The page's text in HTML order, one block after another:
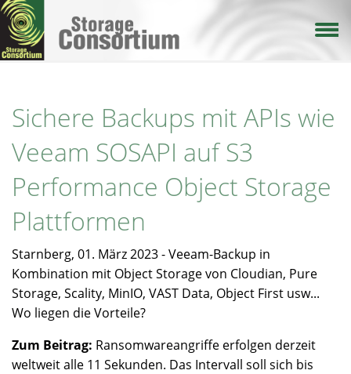
Direkt
zum
Inhalt
Sichere Backups mit APIs wie
Veeam SOSAPI auf S3
Performance Object Storage
Plattformen
Starnberg, 01. März 2023 - Veeam-Backup in
Kombination mit Object Storage von Cloudian, Pure
Storage, Scality, MinIO, VAST Data, Object First usw...
Wo liegen die Vorteile?
Zum Beitrag: Ransomwareangriffe erfolgen derzeit
weltweit alle 11 Sekunden. Das Intervall soll sich bis